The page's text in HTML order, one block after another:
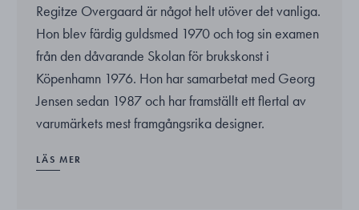
Regitze Overgaard är något helt utöver det vanliga.
Hon blev färdig guldsmed 1970 och tog sin examen
från den dåvarande Skolan för brukskonst i
Köpenhamn 1976. Hon har samarbetat med Georg
Jensen sedan 1987 och har framställt ett flertal av
varumärkets mest framgångsrika designer.
LÄS MER